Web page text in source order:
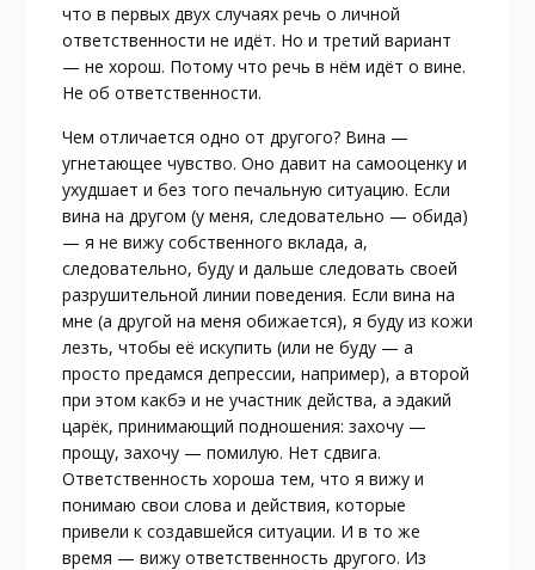
что в первых двух случаях речь о личной
ответственности не идёт. Но и третий вариант
— не хорош. Потому что речь в нём идёт о вине.
Не об ответственности.
Чем отличается одно от другого? Вина —
угнетающее чувство. Оно давит на самооценку и
ухудшает и без того печальную ситуацию. Если
вина на другом (у меня, следовательно — обида)
— я не вижу собственного вклада, а,
следовательно, буду и дальше следовать своей
разрушительной линии поведения. Если вина на
мне (а другой на меня обижается), я буду из кожи
лезть, чтобы её искупить (или не буду — а
просто предамся депрессии, например), а второй
при этом какбэ и не участник действа, а эдакий
царёк, принимающий подношения: захочу —
прощу, захочу — помилую. Нет сдвига.
Ответственность хороша тем, что я вижу и
понимаю свои слова и действия, которые
привели к создавшейся ситуации. И в то же
время — вижу ответственность другого. Из